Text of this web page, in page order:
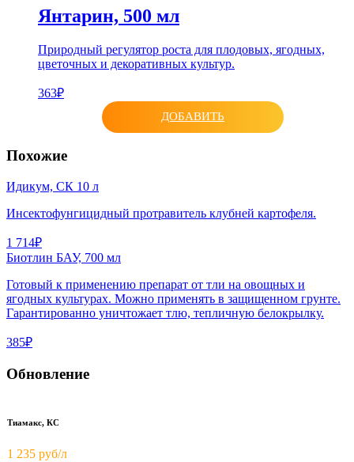
Янтарин, 500 мл
Природный регулятор роста для плодовых, ягодных,
цветочных и декоративных культур.
363₽
ДОБАВИТЬ
Похожие
Идикум, СК 10 л
Инсектофунгицидный протравитель клубней картофеля.
1 714₽
Биотлин БАУ, 700 мл
Готовый к применению препарат от тли на овощных и
ягодных культурах. Можно применять в защищенном грунте.
Гарантированно уничтожает тлю, тепличную белокрылку.
385₽
Обновление
Тиамакс, КС
1 235 руб/л